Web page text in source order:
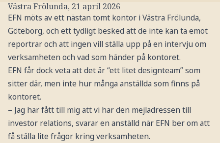
Västra Frölunda, 21 april 2026
EFN möts av ett nästan tomt kontor i Västra Frölunda,
Göteborg, och ett tydligt besked att de inte kan ta emot
reportrar och att ingen vill ställa upp på en intervju om
verksamheten och vad som händer på kontoret.
EFN får dock veta att det är “ett litet designteam” som
sitter där, men inte hur många anställda som finns på
kontoret.
– Jag har fått till mig att vi har den mejladressen till
investor relations, svarar en anställd när EFN ber om att
få ställa lite frågor kring verksamheten.